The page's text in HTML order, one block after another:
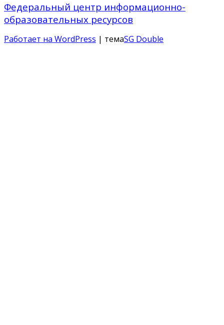
Федеральный центр информационно-
образовательных ресурсов
Работает на WordPress | темаSG Double